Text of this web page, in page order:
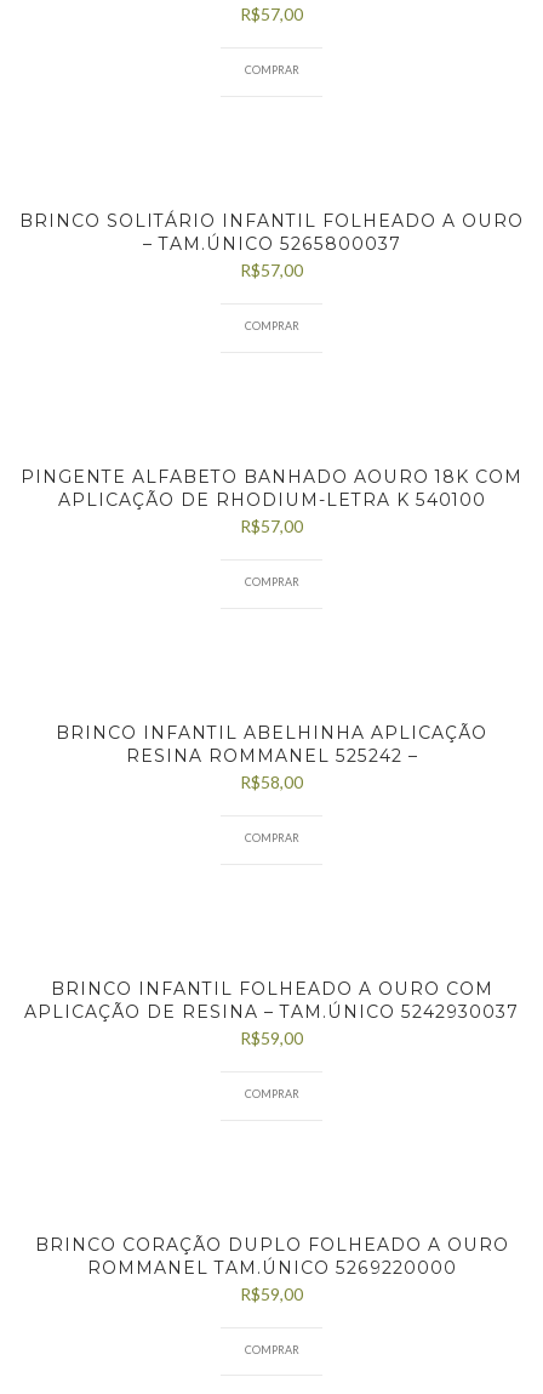
R$57,00
COMPRAR
BRINCO SOLITÁRIO INFANTIL FOLHEADO A OURO
– TAM.ÚNICO 5265800037
R$57,00
COMPRAR
PINGENTE ALFABETO BANHADO AOURO 18K COM
APLICAÇÃO DE RHODIUM-LETRA K 540100
R$57,00
COMPRAR
BRINCO INFANTIL ABELHINHA APLICAÇÃO
RESINA ROMMANEL 525242 –
R$58,00
COMPRAR
BRINCO INFANTIL FOLHEADO A OURO COM
APLICAÇÃO DE RESINA – TAM.ÚNICO 5242930037
R$59,00
COMPRAR
BRINCO CORAÇÃO DUPLO FOLHEADO A OURO
ROMMANEL TAM.ÚNICO 5269220000
R$59,00
COMPRAR